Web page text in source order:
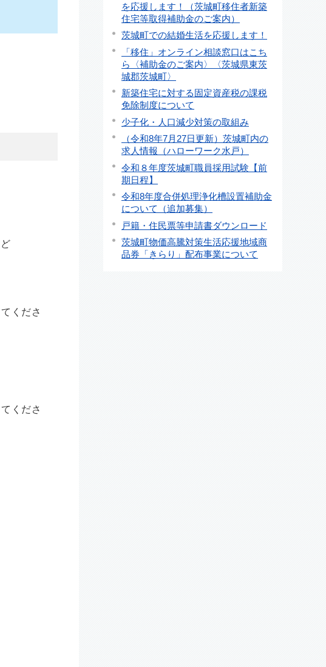
くださ
くださ
を応援します！（茨城町移住者新築
住宅等取得補助金のご案内）
茨城町での結婚生活を応援します！
「移住」オンライン相談窓口はこち
ら〈補助金のご案内〉〈茨城県東茨
城郡茨城町〉
新築住宅に対する固定資産税の課税
免除制度について
少子化・人口減少対策の取組み
（令和8年7月27日更新）茨城町内の
求人情報（ハローワーク水戸）
令和８年度茨城町職員採用試験【前
期日程】
令和8年度合併処理浄化槽設置補助金
について（追加募集）
戸籍・住民票等申請書ダウンロード
茨城町物価高騰対策生活応援地域商
品券「きらり」配布事業について